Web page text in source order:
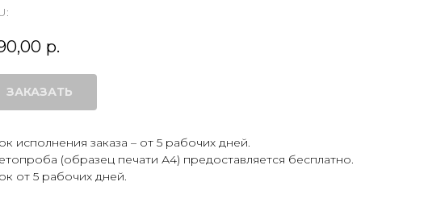
р.
ЗАКАЗАТЬ
исполнения заказа – от 5 рабочих дней.
(образец печати А4) предоставляется бесплатно.
от 5 рабочих дней.